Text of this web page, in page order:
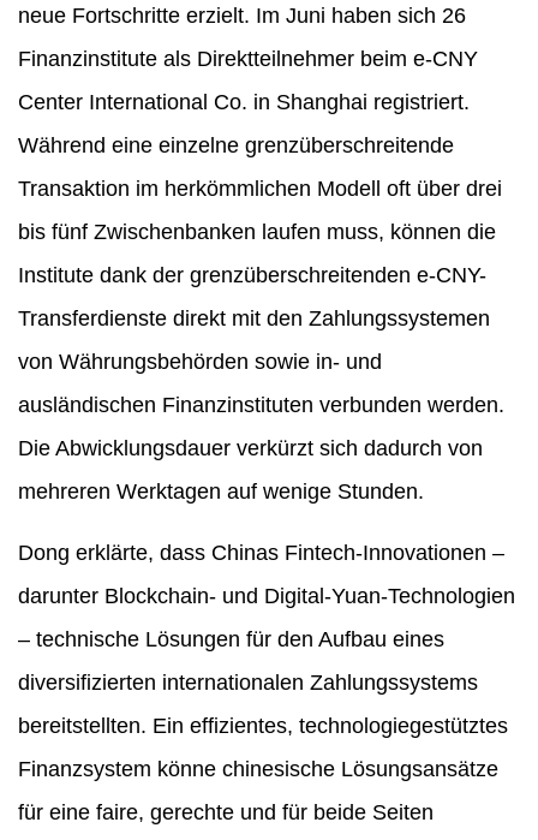
neue Fortschritte erzielt. Im Juni haben sich 26
Finanzinstitute als Direktteilnehmer beim e-CNY
Center International Co. in Shanghai registriert.
Während eine einzelne grenzüberschreitende
Transaktion im herkömmlichen Modell oft über drei
bis fünf Zwischenbanken laufen muss, können die
Institute dank der grenzüberschreitenden e-CNY-
Transferdienste direkt mit den Zahlungssystemen
von Währungsbehörden sowie in- und
ausländischen Finanzinstituten verbunden werden.
Die Abwicklungsdauer verkürzt sich dadurch von
mehreren Werktagen auf wenige Stunden.
Dong erklärte, dass Chinas Fintech-Innovationen –
darunter Blockchain- und Digital-Yuan-Technologien
– technische Lösungen für den Aufbau eines
diversifizierten internationalen Zahlungssystems
bereitstellten. Ein effizientes, technologiegestütztes
Finanzsystem könne chinesische Lösungsansätze
für eine faire, gerechte und für beide Seiten